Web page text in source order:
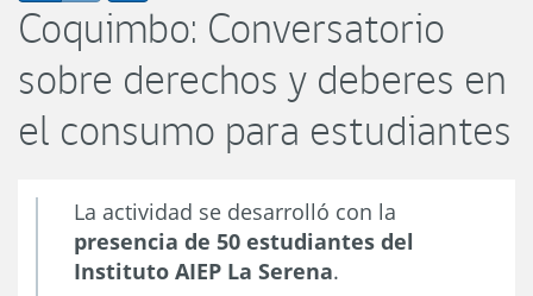
Coquimbo: Conversatorio
sobre derechos y deberes en
el consumo para estudiantes
La actividad se desarrolló con la
presencia de 50 estudiantes del
Instituto AIEP La Serena.